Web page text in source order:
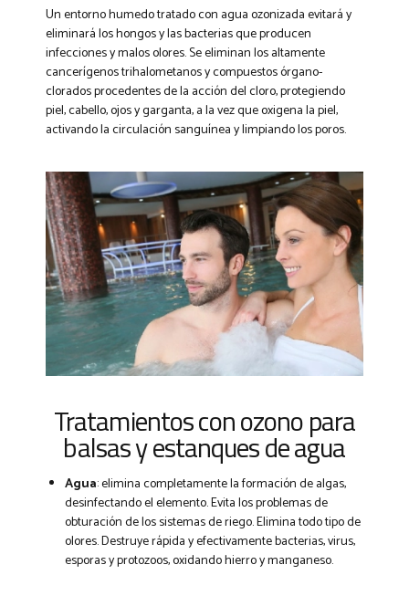
Un entorno humedo tratado con agua ozonizada evitará y
eliminará los hongos y las bacterias que producen
infecciones y malos olores. Se eliminan los altamente
cancerígenos trihalometanos y compuestos órgano-
clorados procedentes de la acción del cloro, protegiendo
piel, cabello, ojos y garganta, a la vez que oxigena la piel,
activando la circulación sanguínea y limpiando los poros.
Tratamientos con ozono para
balsas y estanques de agua
Agua: elimina completamente la formación de algas,
desinfectando el elemento. Evita los problemas de
obturación de los sistemas de riego. Elimina todo tipo de
olores. Destruye rápida y efectivamente bacterias, virus,
esporas y protozoos, oxidando hierro y manganeso.